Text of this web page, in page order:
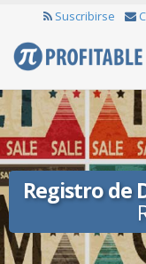
Suscribirse
Registro de